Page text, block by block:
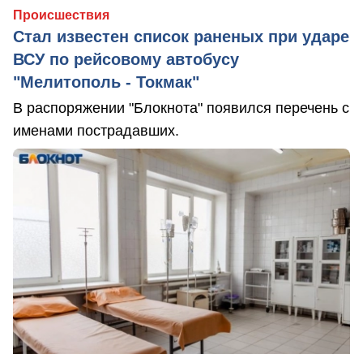
Происшествия
Стал известен список раненых при ударе
ВСУ по рейсовому автобусу
"Мелитополь - Токмак"
В распоряжении "Блокнота" появился перечень с
именами пострадавших.